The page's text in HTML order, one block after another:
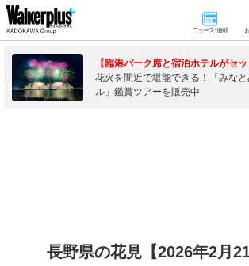
ニュース･連載
【臨港パーク席と宿泊ホテルがセッ
花火を間近で堪能できる！「みな
ル」鑑賞ツアーを販売中
長野県の花見【2026年2月21